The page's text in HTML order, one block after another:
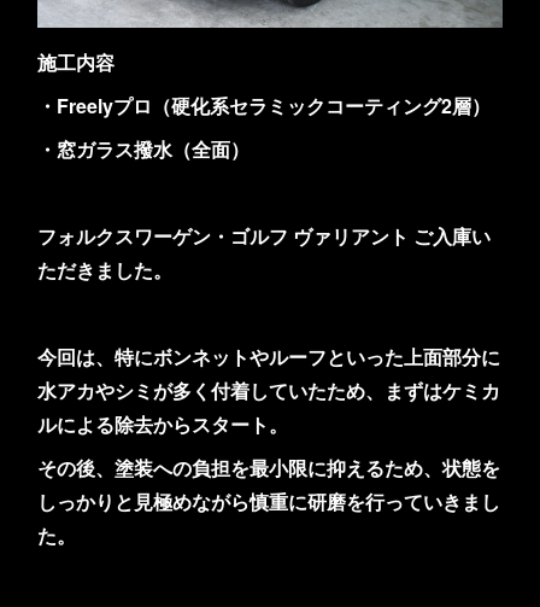
施工内容
・Freelyプロ（硬化系セラミックコーティング2層）
・窓ガラス撥水（全面）
フォルクスワーゲン・ゴルフ ヴァリアント ご入庫い
ただきました。
今回は、特にボンネットやルーフといった上面部分に
水アカやシミが多く付着していたため、まずはケミカ
ルによる除去からスタート。
その後、塗装への負担を最小限に抑えるため、状態を
しっかりと見極めながら慎重に研磨を行っていきまし
た。